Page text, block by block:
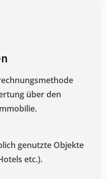
über den
genutzte Objekte
etc.).